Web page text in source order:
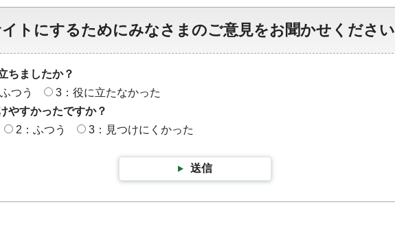
トにするためにみなさまのご意見をお聞かせください
ちましたか？
つう
3：役に立たなかった
やすかったですか？
2：ふつう 3：見つけにくかった
送信